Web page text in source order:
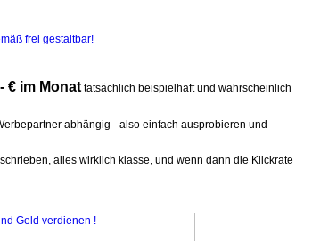
frei gestaltbar!
€ im Monattatsächlich beispielhaft und wahrscheinlich
abhängig - also einfach ausprobieren und
alles wirklich klasse, und wenn dann die Klickrate